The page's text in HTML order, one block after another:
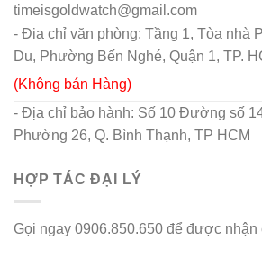
timeisgoldwatch@gmail.com
- Địa chỉ văn phòng: Tầng 1, Tòa nhà
Du, Phường Bến Nghé, Quận 1, TP.
(Không bán Hàng)
- Địa chỉ bảo hành: Số 10 Đường số
Phường 26, Q. Bình Thạnh, TP HCM
HỢP TÁC ĐẠI LÝ
Gọi ngay 0906.850.650 để được nhận